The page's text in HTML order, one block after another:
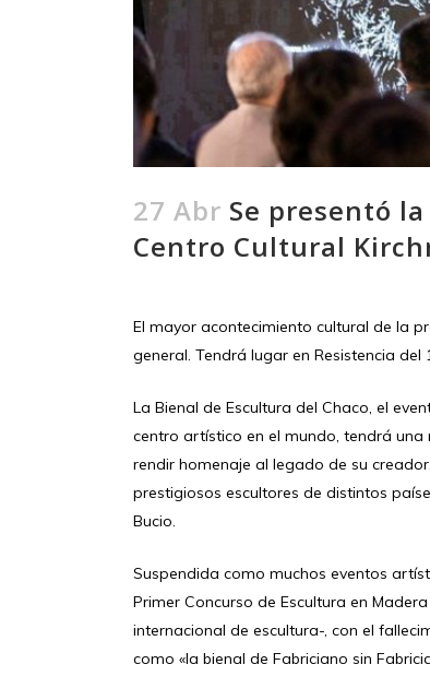
27 Abr Se presentó
Centro Cultural
El mayor acontecimiento cultural de la
general. Tendrá lugar en Resistencia del
La Bienal de Escultura del Chaco, el
centro artístico en el mundo, tendrá
rendir homenaje al legado de su
prestigiosos escultores de distintos
Bucio.
Suspendida como muchos eventos
Primer Concurso de Escultura en
internacional de escultura-, con el
como «la bienal de Fabriciano sin